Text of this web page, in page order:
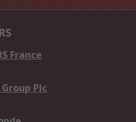
France
Plc